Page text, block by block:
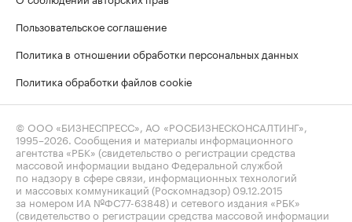
Пользовательское соглашение
Политика в отношении обработки персональных данных
Политика обработки файлов cookie
© ООО «БИЗНЕСПРЕСС», АО «РОСБИЗНЕСКОНСАЛТИНГ»,
1995–2026 . Сообщения и материалы информационного
агентства «РБК» (свидетельство о регистрации средства
массовой информации выдано Федеральной службой
по надзору в сфере связи, информационных технологий
и массовых коммуникаций (Роскомнадзор) 09.12.2015
за номером ИА №ФС77-63848) и сетевого издания «РБК»
(свидетельство о регистрации средства массовой информации